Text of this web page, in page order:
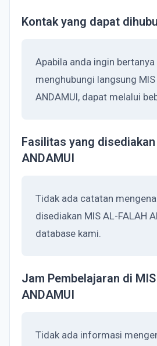
Kontak yang dapat
Apabila anda ingin bertanya
menghubungi langsung MIS
ANDAMUI, dapat melalui
Fasilitas yang disediakan
ANDAMUI
Tidak ada catatan
disediakan MIS AL-FALAH
database kami.
Jam Pembelajaran di
ANDAMUI
Tidak ada informasi